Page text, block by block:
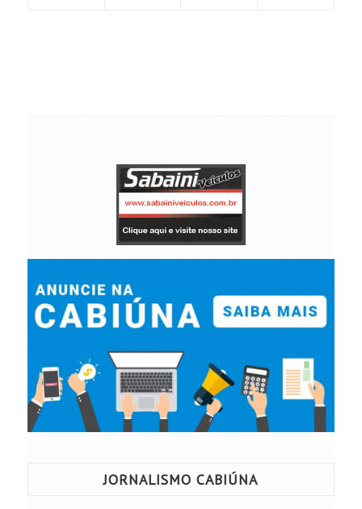
JORNALISMO CABIÚNA